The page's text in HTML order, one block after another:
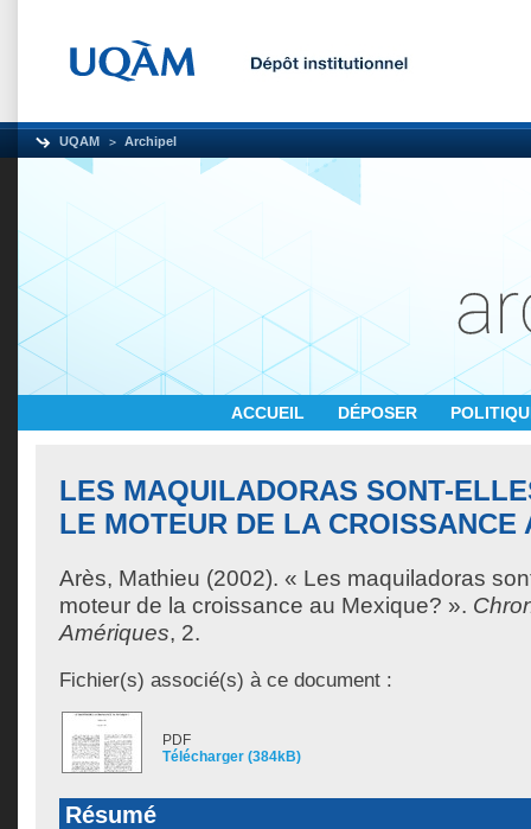
UQAM Archipel
ACCUEIL DÉPOSER
LES MAQUILADORAS SONT-
LE MOTEUR DE LA CROISSANCE
Arès, Mathieu (2002). « Les maquiladoras
moteur de la croissance au Mexique? ».
Amériques, 2.
Fichier(s) associé(s) à ce document :
PDF
Télécharger (384kB)
Résumé